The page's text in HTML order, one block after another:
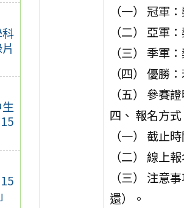
（一） 冠軍
（二） 亞軍
（三） 季軍
（四） 優勝
（五） 參賽
四、 報名方式
（一） 截止
（二） 線上
（三） 注意
還）。